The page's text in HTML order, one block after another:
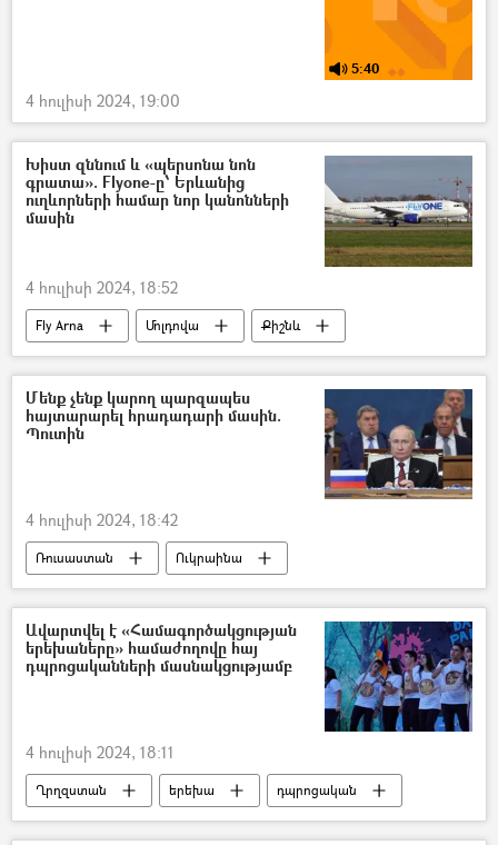
5:40
4 հուլիսի 2024, 19:00
Խիստ զննում և «պերսոնա նոն
գրատա». Flyone-ը՝ Երևանից
ուղևորների համար նոր կանոնների
մասին
4 հուլիսի 2024, 18:52
Fly Arna Մոլդովա
Քիշնև
Հայաստան
չվերթ
Մենք չենք կարող պարզապես
հայտարարել հրադադարի մասին.
Պուտին
4 հուլիսի 2024, 18:42
Ռուսաստան
Ուկրաինա
Վլադիմիր Պուտին
հրադադար
բանակցություններ
Դոնբասի պաշտպանություն. ՌԴ–ի ռազմական հատուկ գործողությունը Ուկրաինայում
Ավարտվել է «Համագործակցության
երեխաները» համաժողովը հայ
դպրոցականների մասնակցությամբ
4 հուլիսի 2024, 18:11
Ղրղզստան երեխա
դպրոցական
Ուզբեկստան
համաժողով